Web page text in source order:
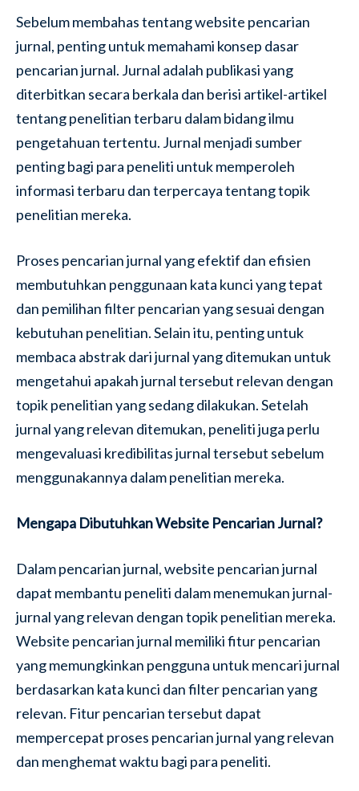
Sebelum membahas tentang website pencarian
jurnal, penting untuk memahami konsep dasar
pencarian jurnal. Jurnal adalah publikasi yang
diterbitkan secara berkala dan berisi artikel-artikel
tentang penelitian terbaru dalam bidang ilmu
pengetahuan tertentu. Jurnal menjadi sumber
penting bagi para peneliti untuk memperoleh
informasi terbaru dan terpercaya tentang topik
penelitian mereka.
Proses pencarian jurnal yang efektif dan efisien
membutuhkan penggunaan kata kunci yang tepat
dan pemilihan filter pencarian yang sesuai dengan
kebutuhan penelitian. Selain itu, penting untuk
membaca abstrak dari jurnal yang ditemukan untuk
mengetahui apakah jurnal tersebut relevan dengan
topik penelitian yang sedang dilakukan. Setelah
jurnal yang relevan ditemukan, peneliti juga perlu
mengevaluasi kredibilitas jurnal tersebut sebelum
menggunakannya dalam penelitian mereka.
Mengapa Dibutuhkan Website Pencarian Jurnal?
Dalam pencarian jurnal, website pencarian jurnal
dapat membantu peneliti dalam menemukan jurnal-
jurnal yang relevan dengan topik penelitian mereka.
Website pencarian jurnal memiliki fitur pencarian
yang memungkinkan pengguna untuk mencari jurnal
berdasarkan kata kunci dan filter pencarian yang
relevan. Fitur pencarian tersebut dapat
mempercepat proses pencarian jurnal yang relevan
dan menghemat waktu bagi para peneliti.